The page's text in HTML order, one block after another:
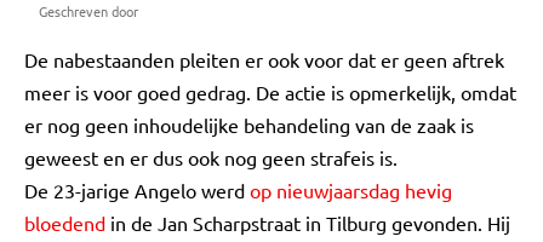
Geschreven door
De nabestaanden pleiten er ook voor dat er geen aftrek
meer is voor goed gedrag. De actie is opmerkelijk, omdat
er nog geen inhoudelijke behandeling van de zaak is
geweest en er dus ook nog geen strafeis is.
De 23-jarige Angelo werd op nieuwjaarsdag hevig
bloedend in de Jan Scharpstraat in Tilburg gevonden. Hij